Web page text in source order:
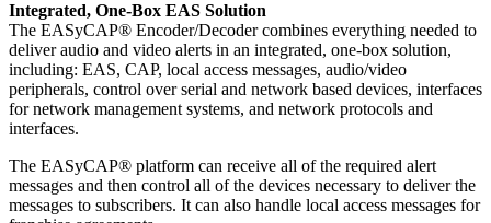
Integrated, One-Box EAS Solution
The EASyCAP® Encoder/Decoder combines everything needed to
deliver audio and video alerts in an integrated, one-box solution,
including: EAS, CAP, local access messages, audio/video
peripherals, control over serial and network based devices, interfaces
for network management systems, and network protocols and
interfaces.
The EASyCAP® platform can receive all of the required alert
messages and then control all of the devices necessary to deliver the
messages to subscribers. It can also handle local access messages for